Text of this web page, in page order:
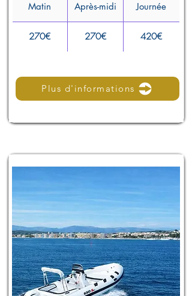
Matin Après-midi Journée
270€ 270€ 420€
Plus d'informations